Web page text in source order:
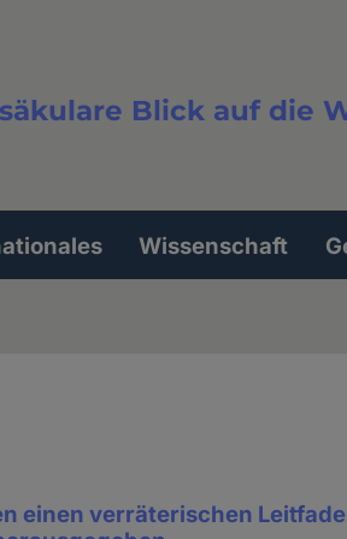
Blick auf die
Wissenschaft
einen verräterischen